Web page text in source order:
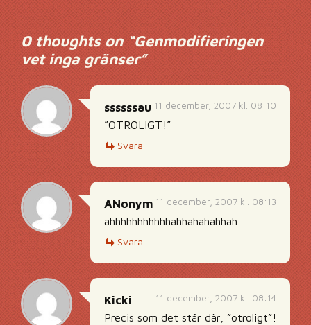
0 thoughts on “Genmodifieringen
vet inga gränser”
11 december, 2007 kl. 08:10
ssssssau
”OTROLIGT!”
Svara
11 december, 2007 kl. 08:13
ANonym
ahhhhhhhhhhhahhahahahhah
Svara
11 december, 2007 kl. 08:14
Kicki
Precis som det står där, ”otroligt”!